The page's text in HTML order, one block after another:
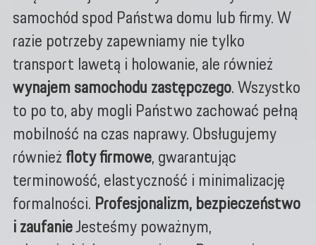
samochód spod Państwa domu lub firmy. W
razie potrzeby zapewniamy nie tylko
transport lawetą i holowanie, ale również
wynajem samochodu zastępczego. Wszystko
to po to, aby mogli Państwo zachować pełną
mobilność na czas naprawy. Obsługujemy
również floty firmowe, gwarantując
terminowość, elastyczność i minimalizację
formalności. Profesjonalizm, bezpieczeństwo
i zaufanieJesteśmy poważnym,